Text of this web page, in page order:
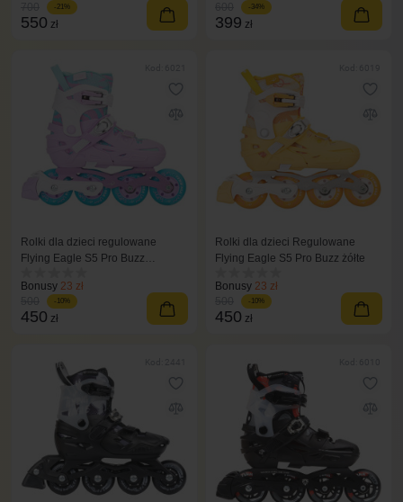
-21%
550 zł
-34%
399 zł
Rolki dla dzieci regulowane
Flying Eagle S5 Pro Buzz
Bonusy 23 zł
-10%
450 zł
Rolki dla dzieci Regulowane
Flying Eagle S5 Pro Buzz żółte
Bonusy 23 zł
-10%
450 zł